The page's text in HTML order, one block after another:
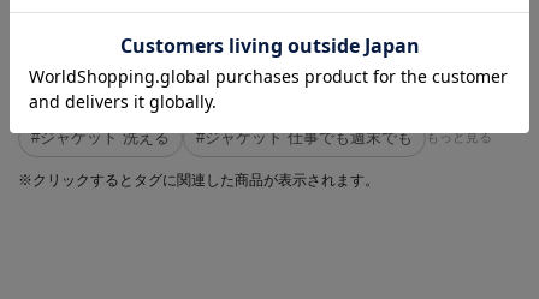
1 - 6件 /6件中
#人気のタグで探す
#フレア #ジャケット
#ジャケット 洗える #ジャケット 仕事でも週末でも もっと見る
※クリックするとタグに関連した商品が表示されます。